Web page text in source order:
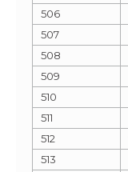
506
507
508
509
510
511
512
513